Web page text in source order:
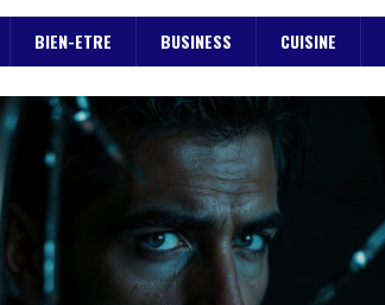
BIEN-ETRE BUSINESS CUISINE